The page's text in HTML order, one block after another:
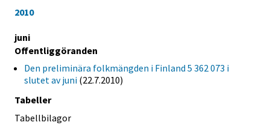
2010
juni
Offentliggöranden
Den preliminära folkmängden i Finland 5 362 073 i
slutet av juni (22.7.2010)
Tabeller
Tabellbilagor